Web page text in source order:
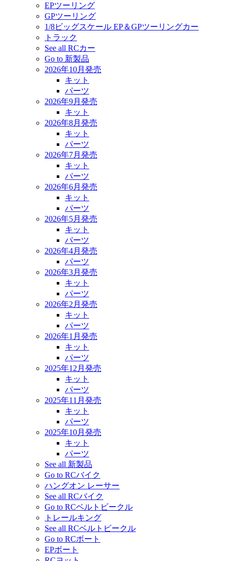
EPツーリング
GPツーリング
1/8ビッグスケール EP＆GPツーリングカー
トラック
See all RCカー
Go to 新製品
2026年10月発売
キット
パーツ
2026年9月発売
キット
2026年8月発売
キット
パーツ
2026年7月発売
キット
パーツ
2026年6月発売
キット
パーツ
2026年5月発売
キット
パーツ
2026年4月発売
パーツ
2026年3月発売
キット
パーツ
2026年2月発売
キット
パーツ
2026年1月発売
キット
パーツ
2025年12月発売
キット
パーツ
2025年11月発売
キット
パーツ
2025年10月発売
キット
パーツ
See all 新製品
Go to RCバイク
ハングオン レーサー
See all RCバイク
Go to RCベルトビークル
トレールキング
See all RCベルトビークル
Go to RCボート
EPボート